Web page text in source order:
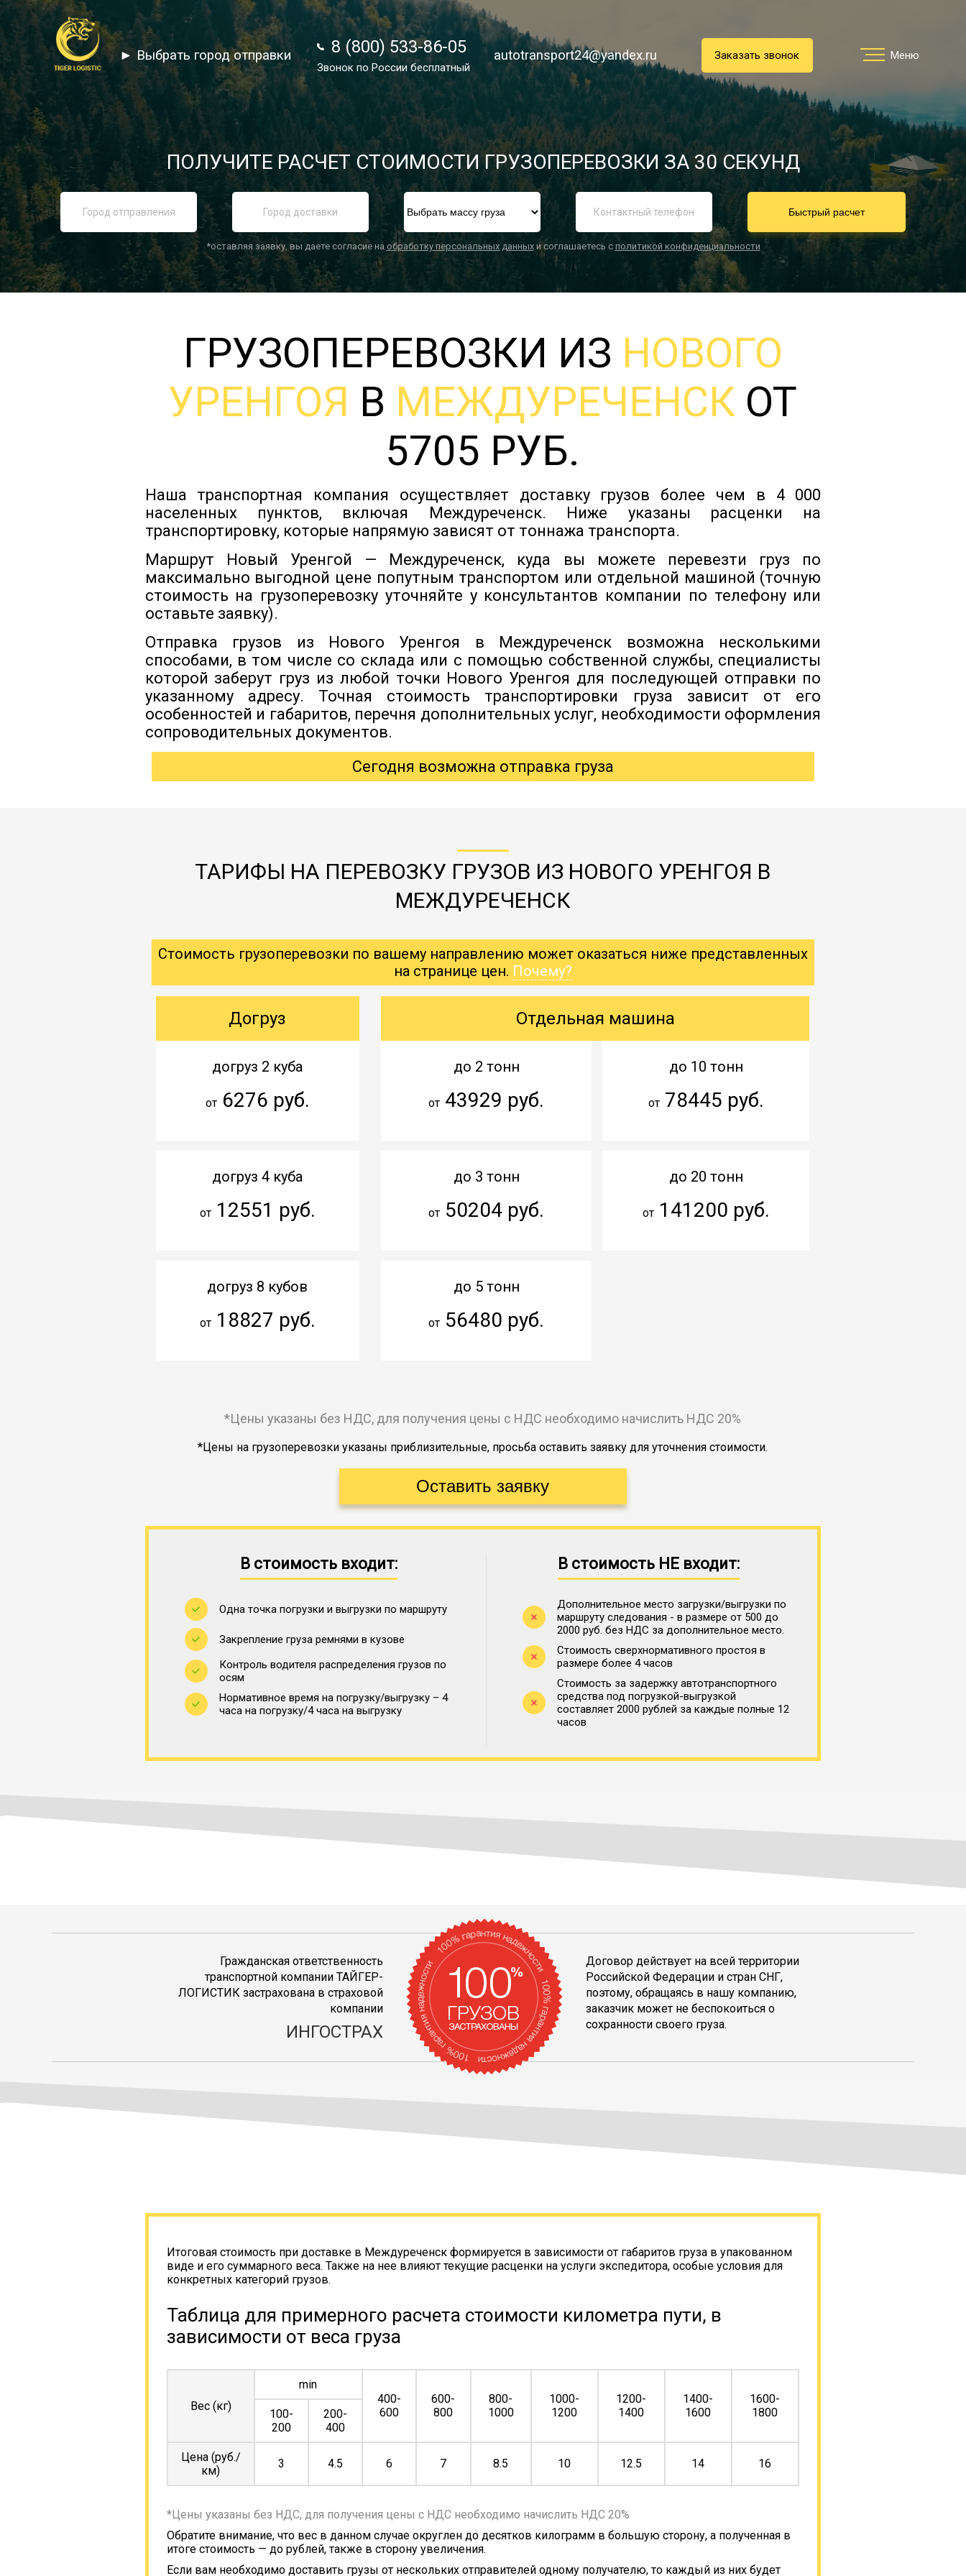
8 (800) 533-86-05
Звонок по России бесплатный
autotransport24@yandex.ru Заказать звонок Меню
Услуги
Преимущества
О компании
Тарифы
Отзывы
Новости
Документы
Контакты
► Выбрать город отправки 8 (800) 533-86-05
Звонок по России бесплатный
autotransport24@yandex.ru Заказать звонок Меню
ПОЛУЧИТЕ РАСЧЕТ СТОИМОСТИ ГРУЗОПЕРЕВОЗКИ ЗА 30 СЕКУНД
Быстрый расчет
*оставляя заявку, вы даете согласие на обработку персональных данныхи соглашаетесь с политикой конфиденциальности
ГРУЗОПЕРЕВОЗКИ ИЗ НОВОГО
УРЕНГОЯ В МЕЖДУРЕЧЕНСК ОТ
5705 РУБ.
Наша транспортная компания осуществляет доставку грузов более чем в 4 000
населенных пунктов, включая Междуреченск. Ниже указаны расценки на
транспортировку, которые напрямую зависят от тоннажа транспорта.
Маршрут Новый Уренгой — Междуреченск, куда вы можете перевезти груз по
максимально выгодной цене попутным транспортом или отдельной машиной (точную
стоимость на грузоперевозку уточняйте у консультантов компании по телефону или
оставьте заявку).
Отправка грузов из Нового Уренгоя в Междуреченск возможна несколькими
способами, в том числе со склада или с помощью собственной службы, специалисты
которой заберут груз из любой точки Нового Уренгоя для последующей отправки по
указанному адресу. Точная стоимость транспортировки груза зависит от его
особенностей и габаритов, перечня дополнительных услуг, необходимости оформления
сопроводительных документов.
Сегодня возможна отправка груза
ТАРИФЫ НА ПЕРЕВОЗКУ ГРУЗОВ ИЗ НОВОГО УРЕНГОЯ В
МЕЖДУРЕЧЕНСК
Стоимость грузоперевозки по вашему направлению может оказаться ниже представленных
на странице цен. Почему?
Догруз
догруз 2 куба
от6276 руб.
догруз 4 куба
от12551 руб.
догруз 8 кубов
от18827 руб.
Отдельная машина
до 2 тонн
от 43929 руб.
до 3 тонн
от 50204 руб.
до 5 тонн
от 56480 руб.
до 10 тонн
от78445 руб.
до 20 тонн
от141200 руб.
*Цены указаны без НДС, для получения цены с НДС необходимо начислить НДС 20%
*Цены на грузоперевозки указаны приблизительные, просьба оставить заявку для уточнения стоимости.
В стоимость входит:
Одна точка погрузки и выгрузки по маршруту
Закрепление груза ремнями в кузове
Контроль водителя распределения грузов по
осям
Нормативное время на погрузку/выгрузку – 4
часа на погрузку/4 часа на выгрузку
В стоимость НЕ входит:
Дополнительное место загрузки/выгрузки по
маршруту следования - в размере от 500 до
2000 руб. без НДС за дополнительное место.
Стоимость сверхнормативного простоя в
размере более 4 часов
Стоимость за задержку автотранспортного
средства под погрузкой-выгрузкой
составляет 2000 рублей за каждые полные 12
часов
Гражданская ответственность
транспортной компании ТАЙГЕР-
ЛОГИСТИК застрахована в страховой
компании
ИНГОСТРАХ
Договор действует на всей территории
Российской Федерации и стран СНГ,
поэтому, обращаясь в нашу компанию,
заказчик может не беспокоиться о
сохранности своего груза.
Итоговая стоимость при доставке в Междуреченск формируется в зависимости от габаритов груза в упакованном
виде и его суммарного веса. Также на нее влияют текущие расценки на услуги экспедитора, особые условия для
конкретных категорий грузов.
Таблица для примерного расчета стоимости километра пути, в
зависимости от веса груза
Вес (кг)
min
400-
600
600-
800
800-
1000
1000-
1200
1200-
1400
1400-
1600
1600-
1800
100-
200
200-
400
Цена (руб./
км)
3 4.5 6 7 8.5 10 12.5 14 16
*Цены указаны без НДС, для получения цены с НДС необходимо начислить НДС 20%
Обратите внимание, что вес в данном случае округлен до десятков килограмм в большую сторону, а полученная в
итоге стоимость — до рублей, также в сторону увеличения.
Если вам необходимо доставить грузы от нескольких отправителей одному получателю, то каждый из них будет